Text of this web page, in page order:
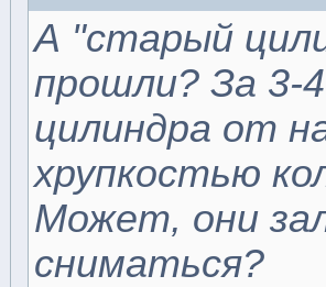
А "старый
прошли? За 3-
цилиндра от
хрупкостью
Может, они
сниматься?